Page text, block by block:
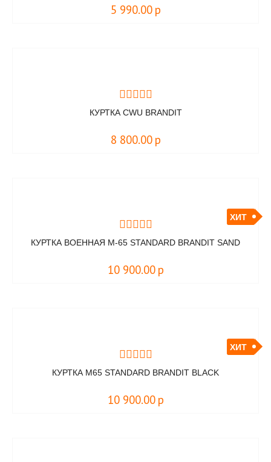
5 990.00 р
КУРТКА CWU BRANDIT
8 800.00 р
ХИТ
КУРТКА ВОЕННАЯ M-65 STANDARD BRANDIT SAND
10 900.00 р
ХИТ
КУРТКА M65 STANDARD BRANDIT BLACK
10 900.00 р